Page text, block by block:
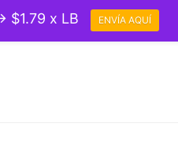
$1.79 x LB ENVÍA AQUÍ